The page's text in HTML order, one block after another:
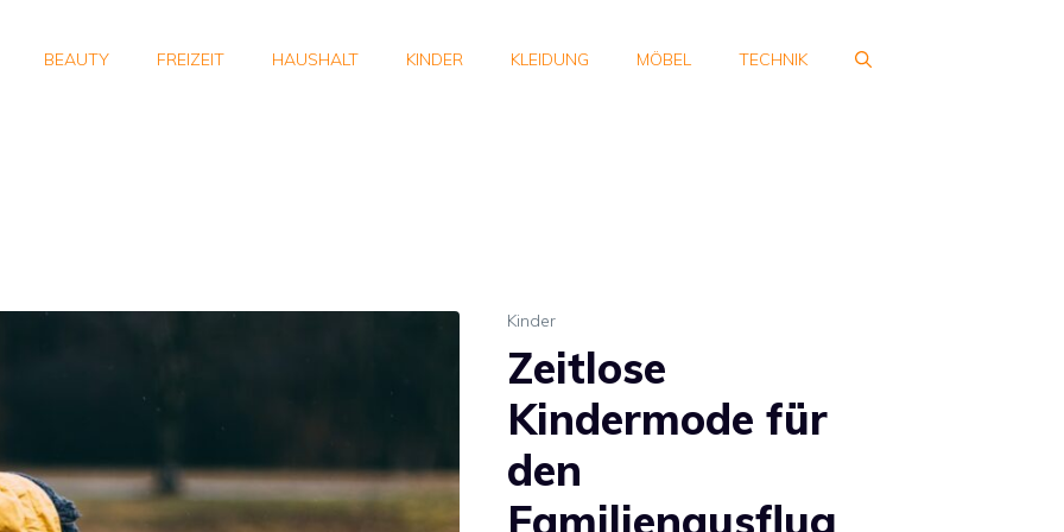
BEAUTY FREIZEIT HAUSHALT KINDER KLEIDUNG MÖBEL TECHNIK
Kinder
Zeitlose
Kindermode für
den
Familienausflug